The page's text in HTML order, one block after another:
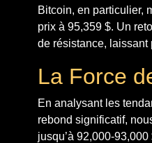
Bitcoin, en particulier,
prix à 95,359 $. Un
de résistance, laissant
La Force
En analysant les
rebond significatif,
jusqu’à 92,000-